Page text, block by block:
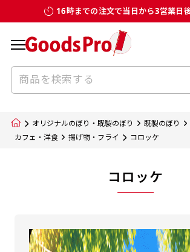
16時までの注文で当日から3営業日
オリジナルのぼり・既製のぼり 既製のぼり
カフェ・洋食
揚げ物・フライ コロッケ
コロッケ